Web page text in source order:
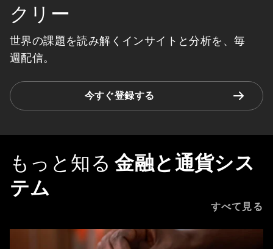
クリー
世界の課題を読み解くインサイトと分析を、毎
週配信。
今すぐ登録する
もっと知る 金融と通貨シス
テム
すべて見る